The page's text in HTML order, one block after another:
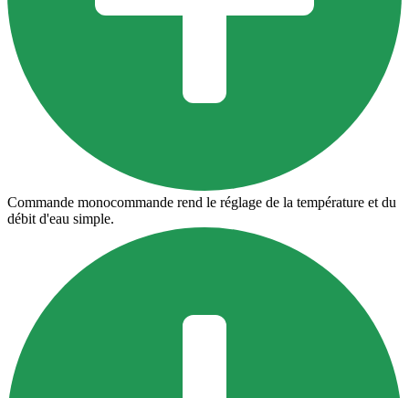
Commande monocommande rend le réglage de la température et du
débit d'eau simple.